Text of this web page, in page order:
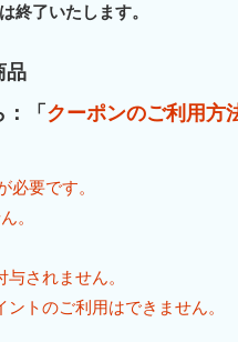
終了いたします。
品
「 クーポンのご利用方
要です。
。
されません。
トのご利用はできません。